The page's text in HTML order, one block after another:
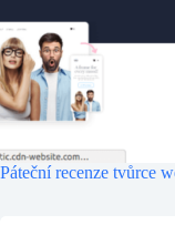
Páteční recenze tvůrce